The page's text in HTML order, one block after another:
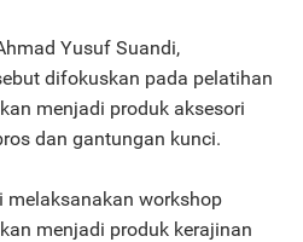
Yusuf Suandi,
difokuskan pada pelatihan
menjadi produk aksesori
dan gantungan kunci.
melaksanakan workshop
menjadi produk kerajinan